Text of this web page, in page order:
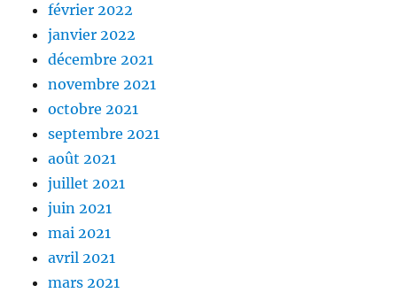
février 2022
janvier 2022
décembre 2021
novembre 2021
octobre 2021
septembre 2021
août 2021
juillet 2021
juin 2021
mai 2021
avril 2021
mars 2021